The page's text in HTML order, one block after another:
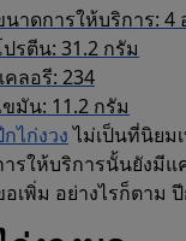
นาดการให้บริการ: 4
รตีน: 31.2 กรัม
คลอรี: 234
มัน: 11.2 กรัม
ไก่งวงไม่เป็นที่นิยม
ารให้บริการนั้นยังมี
อเพิ่ม อย่างไรก็ตาม